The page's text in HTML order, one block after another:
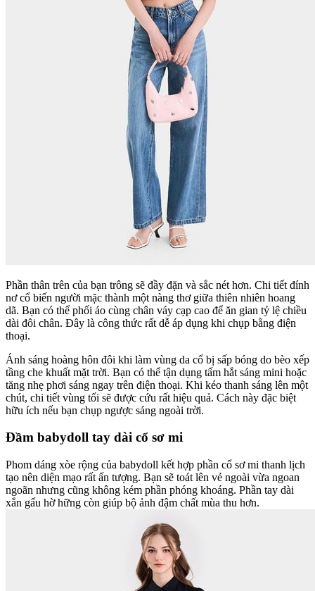
Phần thân trên của bạn trông sẽ đầy đặn và sắc nét hơn. Chi tiết đính
nơ cổ biến người mặc thành một nàng thơ giữa thiên nhiên hoang
dã. Bạn có thể phối áo cùng chân váy cạp cao để ăn gian tỷ lệ chiều
dài đôi chân. Đây là công thức rất dễ áp dụng khi chụp bằng điện
thoại.
Ánh sáng hoàng hôn đôi khi làm vùng da cổ bị sấp bóng do bèo xếp
tầng che khuất mặt trời. Bạn có thể tận dụng tấm hắt sáng mini hoặc
tăng nhẹ phơi sáng ngay trên điện thoại. Khi kéo thanh sáng lên một
chút, chi tiết vùng tối sẽ được cứu rất hiệu quả. Cách này đặc biệt
hữu ích nếu bạn chụp ngược sáng ngoài trời.
Đầm babydoll tay dài cổ sơ mi
Phom dáng xòe rộng của babydoll kết hợp phần cổ sơ mi thanh lịch
tạo nên diện mạo rất ấn tượng. Bạn sẽ toát lên vẻ ngoài vừa ngoan
ngoãn nhưng cũng không kém phần phóng khoáng. Phần tay dài
xắn gấu hờ hững còn giúp bộ ảnh đậm chất mùa thu hơn.